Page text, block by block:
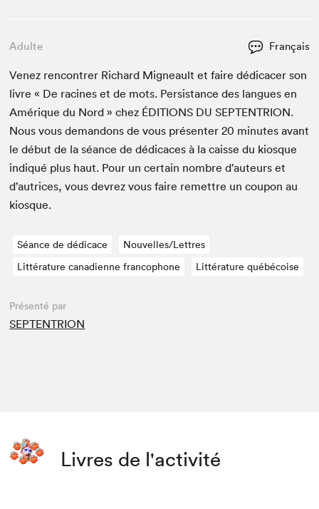
Adulte Français
Venez ren­con­tr­er Richard Migneault et faire dédi­cac­er son
livre « De racines et de mots. Per­sis­tance des langues en
Amérique du Nord » chez ÉDI­TIONS DU SEPTEN­TRI­ON.
Nous vous deman­dons de vous présen­ter20 min­utes avant
le début de la séance de dédi­caces à la caisse du kiosque
indiqué plus haut. Pour un cer­tain nom­bre d’auteurs et
d’autrices, vous devrez vous faire remet­tre un coupon au
kiosque.
Séance de dédicace
Nouvelles/Lettres
Littérature canadienne francophone
Littérature québécoise
Présenté par
SEPTENTRION
Livres de l'activité